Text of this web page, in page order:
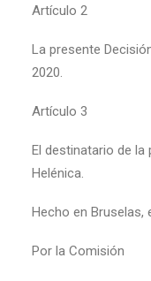
Artículo 2
La presente
2020.
Artículo 3
El destinatario de la
Helénica.
Hecho en Bruselas,
Por la Comisión